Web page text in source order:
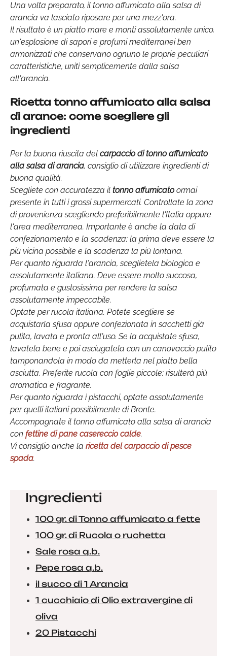
Una volta preparato, il tonno affumicato alla salsa di
arancia va lasciato riposare per una mezz'ora.
Il risultato è un piatto mare e monti assolutamente unico,
un'esplosione di sapori e profumi mediterranei ben
armonizzati che conservano ognuno le proprie peculiari
caratteristiche, uniti semplicemente dalla salsa
all'arancia.
Ricetta tonno affumicato alla salsa
di arance: come scegliere gli
ingredienti
Per la buona riuscita del carpaccio di tonno affumicato
alla salsa di arancia, consiglio di utilizzare ingredienti di
buona qualità.
Scegliete con accuratezza il tonno affumicatoormai
presente in tutti i grossi supermercati. Controllate la zona
di provenienza scegliendo preferibilmente l'Italia oppure
l'area mediterranea. Importante è anche la data di
confezionamento e la scadenza: la prima deve essere la
più vicina possibile e la scadenza la più lontana.
Per quanto riguarda l'arancia, sceglietela biologica e
assolutamente italiana. Deve essere molto succosa,
profumata e gustosissima per rendere la salsa
assolutamente impeccabile.
Optate per rucola italiana. Potete scegliere se
acquistarla sfusa oppure confezionata in sacchetti già
pulita, lavata e pronta all'uso. Se la acquistate sfusa,
lavatela bene e poi asciugatela con un canovaccio pulito
tamponandola in modo da metterla nel piatto bella
asciutta. Preferite rucola con foglie piccole: risulterà più
aromatica e fragrante.
Per quanto riguarda i pistacchi, optate assolutamente
per quelli italiani possibilmente di Bronte.
Accompagnate il tonno affumicato alla salsa di arancia
con fettine di pane casereccio calde.
Vi consiglio anche la ricetta del carpaccio di pesce
spada.
Ingredienti
100 gr. di Tonno affumicato a fette
100 gr. di Rucola o ruchetta
Sale rosa q.b.
Pepe rosa q.b.
il succo di 1 Arancia
1 cucchiaio di Olio extravergine di
oliva
20 Pistacchi